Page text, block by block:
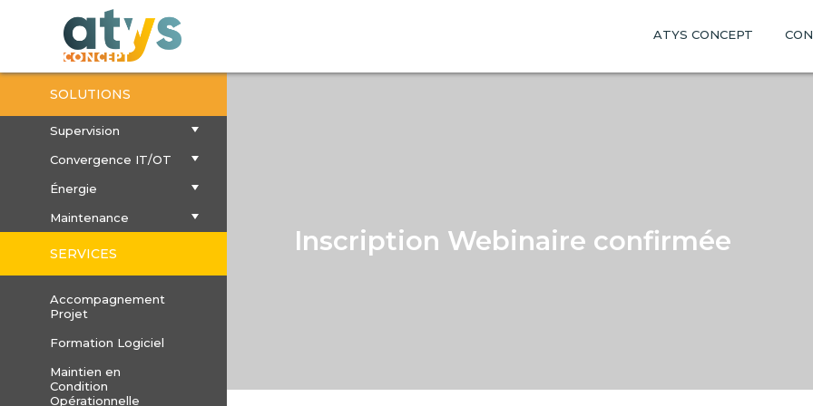
ATYS CONCEPT
SOLUTIONS
Supervision
Convergence IT/OT
Énergie
Maintenance
SERVICES
Accompagnement
Projet
Formation Logiciel
Maintien en
Condition
Opérationnelle
Inscription Webinaire confirmée